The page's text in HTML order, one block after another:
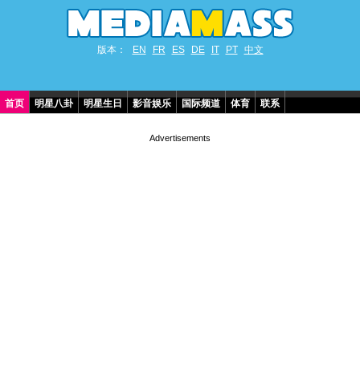
版本： EN FR ES DE IT PT 中文
首页 明星八卦 明星生日 影音娱乐 国际频道 体育 联系